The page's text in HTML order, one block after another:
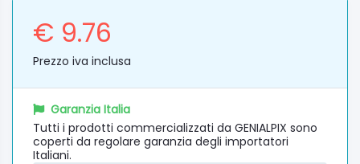
€ 9.76
Prezzo iva inclusa
Garanzia Italia
Tutti i prodotti commercializzati da GENIALPIX sono
coperti da regolare garanzia degli importatori
Italiani.